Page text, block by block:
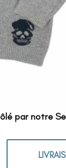
par notre